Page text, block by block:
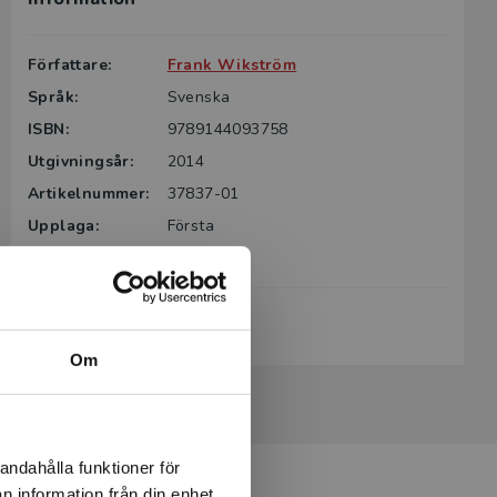
Om
funktioner för
Författare:
Frank Wikström
Språk:
Svenska
ISBN:
9789144093758
Utgivningsår:
2014
Artikelnummer:
37837-01
Upplaga:
Första